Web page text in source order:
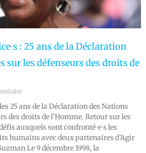
: 25 ans de la Déclaration
sur les défenseurs des droits de
25 ans de la Déclaration des Nations
des droits de l’Homme. Retour sur les
auxquels sont confronté∙e∙s les
humains avec deux partenaires d’Agir
Le 9 décembre 1998, la